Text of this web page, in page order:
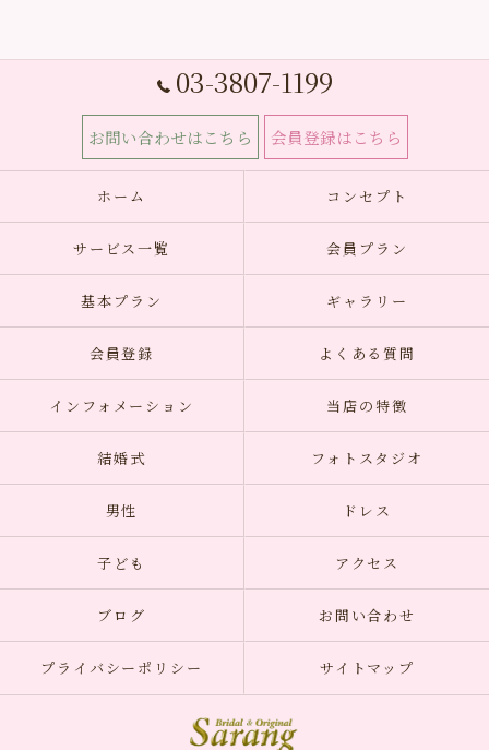
03-3807-1199
お問い合わせはこちら 会員登録はこちら
ホーム コンセプト
サービス一覧 会員プラン
基本プラン ギャラリー
会員登録 よくある質問
インフォメーション 当店の特徴
結婚式 フォトスタジオ
男性 ドレス
子ども アクセス
ブログ お問い合わせ
プライバシーポリシー サイトマップ